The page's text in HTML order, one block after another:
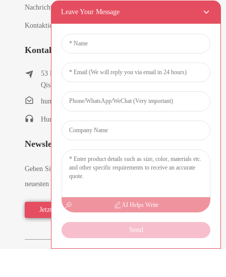
Nachricht
Kontaktieren Sie uns
Kontaktinformationen
53 East Chunfeng Road, Dorf Tielukeng, Stadt
Qishi, Dongguan, Guangdong, China
humanlu@foxmail.com
Humanlu: +86-15818288461
Newsletter
Geben Sie Ihre E-Mail-Adresse ein und wir senden Ihnen die
neuesten Informationen zu den Tarifen.
Jetzt Anfragen
Leave Your Message
AI Helps Write
Send